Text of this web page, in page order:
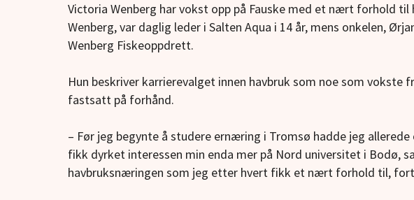
Victoria Wenberg har vokst opp på Fauske med et nært forhold til
Wenberg, var daglig leder i Salten Aqua i 14 år, mens onkelen,
Wenberg Fiskeoppdrett.
Hun beskriver karrierevalget innen havbruk som noe som vokste
fastsatt på forhånd.
– Før jeg begynte å studere ernæring i Tromsø hadde jeg
fikk dyrket interessen min enda mer på Nord universitet i Bodø,
havbruksnæringen som jeg etter hvert fikk et nært forhold til,